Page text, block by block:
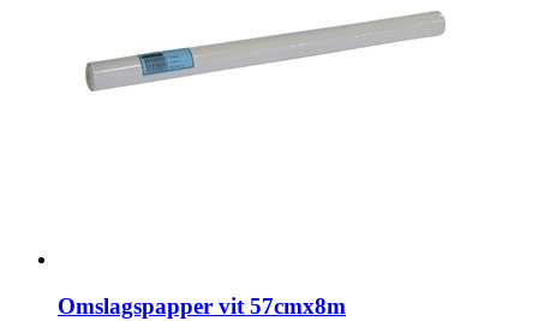
Omslagspapper vit 57cmx8m